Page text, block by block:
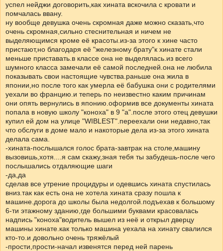
успел нейджи договорить,как хината вскочила с кровати и
помчалась ввану.
ну вообще девушка очень скромная даже можно сказать,что
очень скромная,сильно стеснительная и ничем не
выделяющимся кроме её красоты.из-за этого к хине часто
пристают,но благодаря её "железному брату"к хинате стали
меньше приставать.в классе она не выделялась.из всего
шумного класса замечали её самой последней.она не любила
показывать свои настоящие чувства.раньше она жила в
японии,но после того как умерла её бабушка они с родителями
уехали во францию.и теперь по неизвестно каким причинам
они опять вернулись в японию.оформив все документы хината
попала в новую школу "коноха" в 9 "а".после этого отец девушки
купил ей дом на улице "WIBLEST".переехали они недавно,так
что обслуги в доме мало и накоторые дела из-за этого хината
делала сама.
-хината-послышался голос брата-завтрак на столе,машину
вызовишь,хотя....я сам скажу,зная тебя ты забудешь-после чего
послышались отдаляющие шаги
-да,да
сделав все утрение процидуры и одевшись хината спустилась
вниз.так как есть она не хотела хината сразу пошла к
машине.дорога до школы была недолгой.подъехав к большому
6-ти этажному зданию,где большими буквами красовалась
надпись "коноха"водитель вышел из неё и открыл дверцу
машины хинате.как только машина уехала на хинату свалился
кто-то.и довольно очень тряжёлый
-прости,прости-начал извенятся перед ней парень